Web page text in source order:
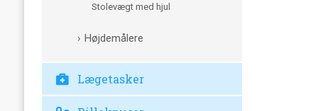
Stolevægt med hjul
Højdemålere
Lægetasker